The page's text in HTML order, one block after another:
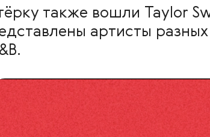
также вошли Taylor
артисты